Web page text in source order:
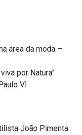
área da moda –
por Natura”
VI
João Pimenta